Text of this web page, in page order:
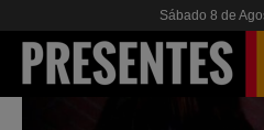
Sábado 8 de